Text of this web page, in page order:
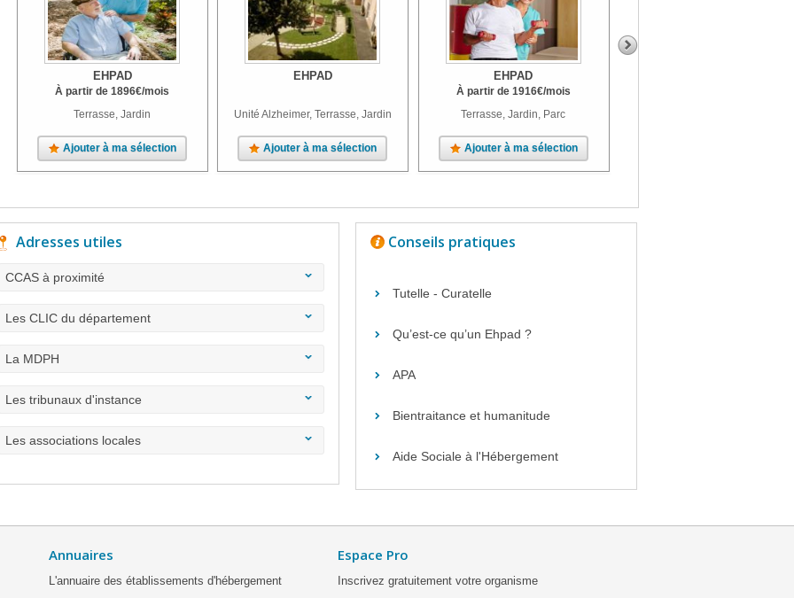
EHPAD
À partir de 1896€/mois
Terrasse, Jardin
Ajouter à ma sélection
EHPAD
Unité Alzheimer, Terrasse, Jardin
Ajouter à ma sélection
EHPAD
À partir de 1916€/mois
Terrasse, Jardin, Parc
Ajouter à ma sélection
Adresses utiles
CCAS à proximité
Les CLIC du département
La MDPH
Les tribunaux d'instance
Les associations locales
Conseils pratiques
Tutelle - Curatelle
Qu’est-ce qu’un Ehpad ?
APA
Bientraitance et humanitude
Aide Sociale à l'Hébergement
Annuaires
L'annuaire des établissements d'hébergement
Espace Pro
Inscrivez gratuitement votre organisme